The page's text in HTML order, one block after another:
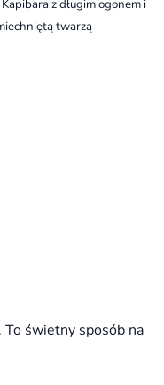
z długim ogonem i
twarzą
świetny sposób na